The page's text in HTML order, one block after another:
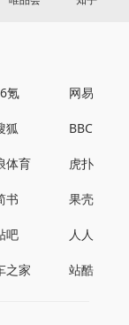
氪 网易
狐 BBC
体育 虎扑
书 果壳
吧 人人
之家 站酷